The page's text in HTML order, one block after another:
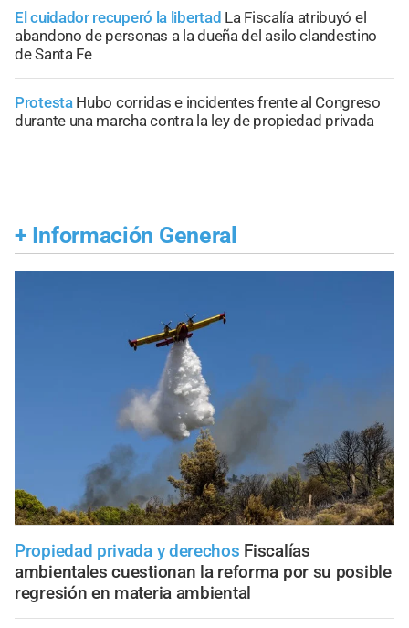
El cuidador recuperó la libertad La Fiscalía atribuyó el
abandono de personas a la dueña del asilo clandestino
de Santa Fe
Protesta Hubo corridas e incidentes frente al Congreso
durante una marcha contra la ley de propiedad privada
+ Información General
Propiedad privada y derechos Fiscalías
ambientales cuestionan la reforma por su posible
regresión en materia ambiental